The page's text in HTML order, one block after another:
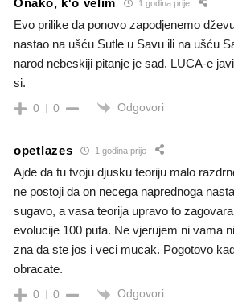
1 godina prije
Evo prilike da ponovo zapodjenemo
nastao na ušću Sutle u Savu ili na ušću
narod nebeskiji pitanje je sad. LUCA-e
si.
0 0 Odgovori
opetlazes 1 godina prije
Ajde da tu tvoju djusku teoriju malo
ne postoji da on necega naprednoga
sugavo, a vasa teorija upravo to
evolucije 100 puta. Ne vjerujem ni vama
zna da ste jos i veci mucak. Pogotovo
obracate.
0 0 Odgovori